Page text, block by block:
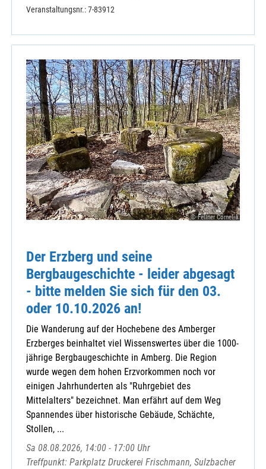
Veranstaltungsnr.: 7-83912
© Fellner Cornelia
Der Erzberg und seine
Bergbaugeschichte - leider abgesagt
- bitte melden Sie sich für den 03.
oder 10.10.2026 an!
Die Wanderung auf der Hochebene des Amberger
Erzberges beinhaltet viel Wissenswertes über die 1000-
jährige Bergbaugeschichte in Amberg. Die Region
wurde wegen dem hohen Erzvorkommen noch vor
einigen Jahrhunderten als "Ruhrgebiet des
Mittelalters" bezeichnet. Man erfährt auf dem Weg
Spannendes über historische Gebäude, Schächte,
Stollen, ...
Sa 08.08.2026, 14:00 - 17:00 Uhr
Treffpunkt: Parkplatz Druckerei Frischmann, Sulzbacher